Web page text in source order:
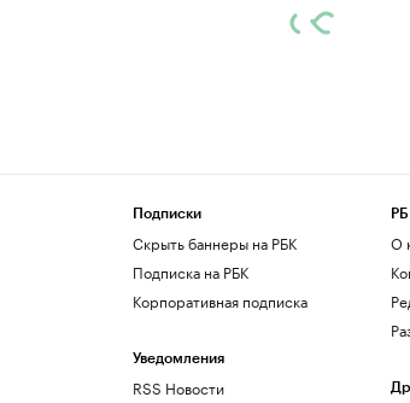
Подписки
Скрыть баннеры на РБК
Подписка на РБК
Корпоративная подписка
Уведомления
RSS Новости
О